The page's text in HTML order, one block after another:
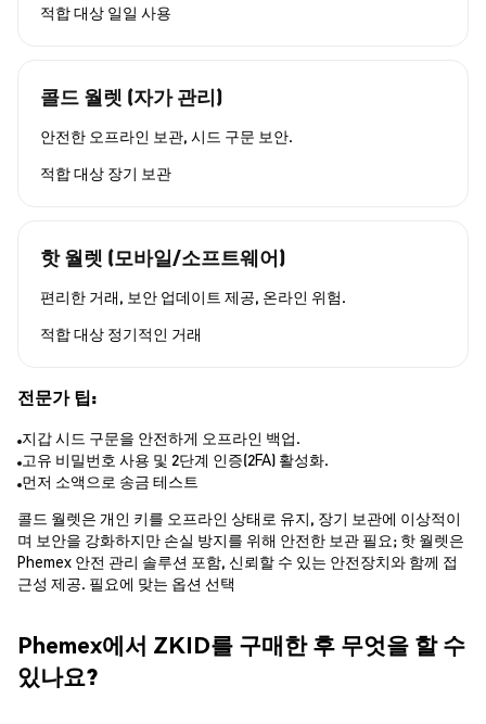
적합 대상 일일 사용
콜드 월렛 (자가 관리)
안전한 오프라인 보관, 시드 구문 보안.
적합 대상 장기 보관
핫 월렛 (모바일/소프트웨어)
편리한 거래, 보안 업데이트 제공, 온라인 위험.
적합 대상 정기적인 거래
전문가 팁:
지갑 시드 구문을 안전하게 오프라인 백업.
고유 비밀번호 사용 및 2단계 인증(2FA) 활성화.
먼저 소액으로 송금 테스트
콜드 월렛은 개인 키를 오프라인 상태로 유지, 장기 보관에 이상적이
며 보안을 강화하지만 손실 방지를 위해 안전한 보관 필요; 핫 월렛은
Phemex 안전 관리 솔루션 포함, 신뢰할 수 있는 안전장치와 함께 접
근성 제공. 필요에 맞는 옵션 선택
Phemex에서 ZKID를 구매한 후 무엇을 할 수
있나요?